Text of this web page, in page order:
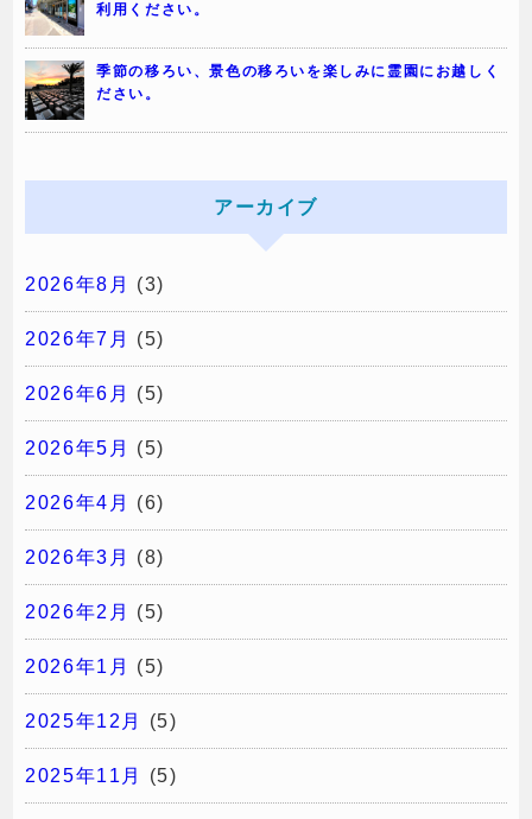
利用ください。
季節の移ろい、景色の移ろいを楽しみに霊園にお越しく
ださい。
アーカイブ
2026年8月 (3)
2026年7月 (5)
2026年6月 (5)
2026年5月 (5)
2026年4月 (6)
2026年3月 (8)
2026年2月 (5)
2026年1月 (5)
2025年12月 (5)
2025年11月 (5)